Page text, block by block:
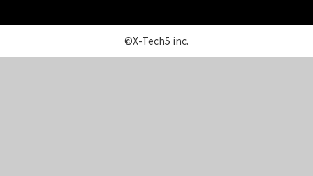
©X-Tech5 inc.